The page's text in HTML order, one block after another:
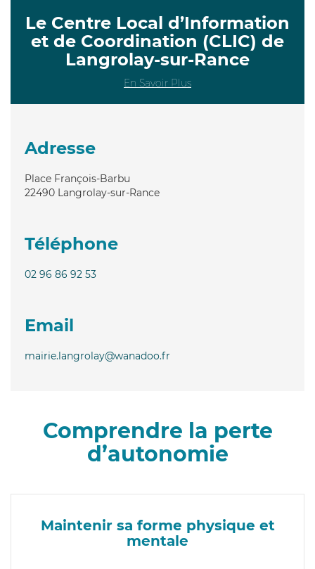
Le Centre Local d’Information
et de Coordination (CLIC) de
Langrolay-sur-Rance
En Savoir Plus
Adresse
Place François-Barbu
22490 Langrolay-sur-Rance
Téléphone
02 96 86 92 53
Email
mairie.langrolay@wanadoo.fr
Comprendre la perte
d’autonomie
Maintenir sa forme physique et
mentale